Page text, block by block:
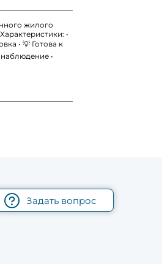
жилого
•
• 💡 Готова к
•
Задать вопрос